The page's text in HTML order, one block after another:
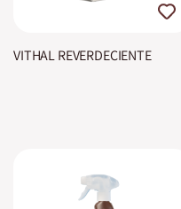
VITHAL REVERDECIENTE